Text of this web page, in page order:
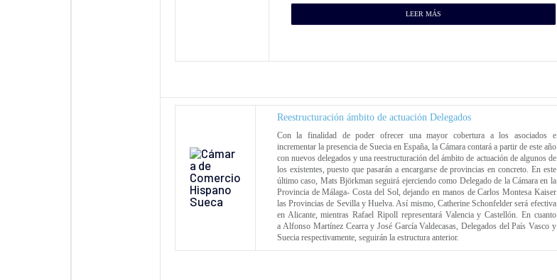
LEER MÁS
Reestructuración ámbito de actuación Delegados
Con la finalidad de poder ofrecer una mayor cobertura a los asociados e
incrementar la presencia de Suecia en España, la Cámara contará a partir de este año
con nuevos delegados y una reestructuración del ámbito de actuación de algunos de
los existentes, puesto que pasarán a encargarse de provincias en concreto. En este
último caso, Mats Björkman seguirá ejerciendo como Delegado de la Cámara en la
Provincia de Málaga- Costa del Sol, dejando en manos de Carlos Montesa Kaiser
las Provincias de Sevilla y Huelva. Así mismo, Catherine Schonfelder será efectiva
en Alicante, mientras Rafael Ripoll representará Valencia y Castellón. En cuanto
a Alfonso Martínez Cearra y José García Valdecasas, Delegados del País Vasco y
Suecia respectivamente, seguirán la estructura anterior.